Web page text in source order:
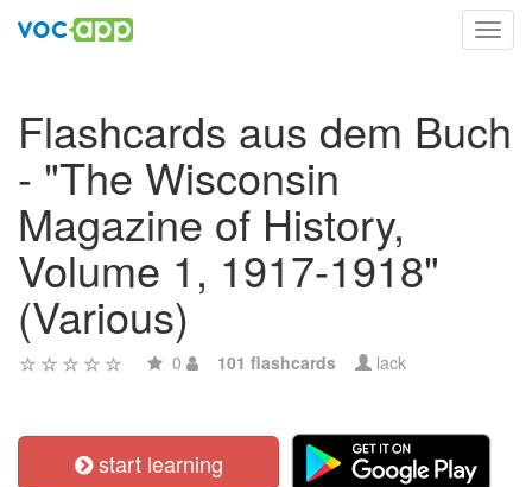
Flashcards aus dem Buch
- "The Wisconsin
Magazine of History,
Volume 1, 1917-1918"
(Various)
0 101 flashcards lack
start learning